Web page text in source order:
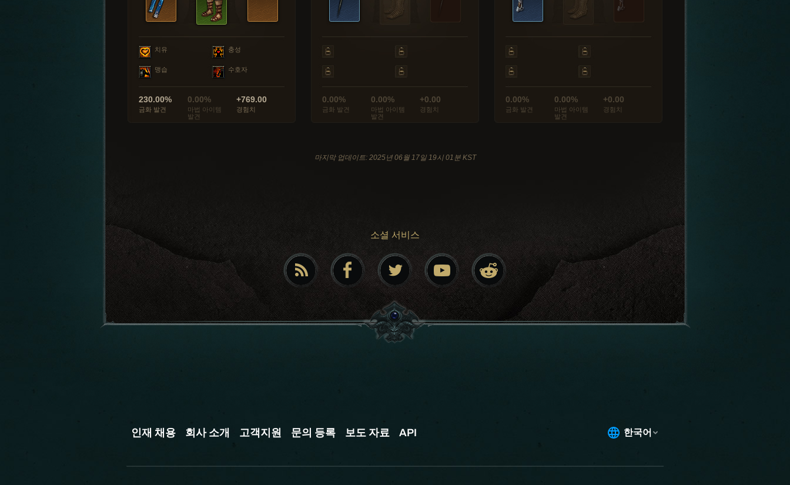
치유 충성
맹습 수호자
230.00%
금화 발견
0.00%
마법 아이템
발견
+769.00
경험치
0.00%
금화 발견
0.00%
마법 아이템
발견
+0.00
경험치
0.00%
금화 발견
0.00%
마법 아이템
발견
+0.00
경험치
마지막 업데이트: 2025년 06월 17일 19시 01분 KST
소셜 서비스